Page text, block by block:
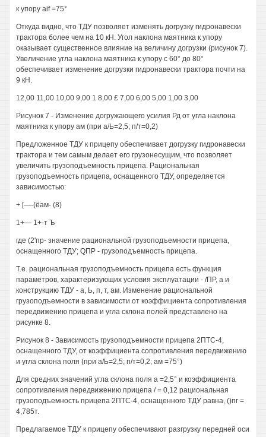
к упору aif =75°
Откуда видно, что ТДУ позволяет изменять догрузку гидронавески
трактора более чем на 10 кН. Угол наклона маятника к упору
оказывает существенное влияние на величину догрузки (рисунок 7).
Увеличение угла наклона маятника к упору с 60° до 80°
обеспечивает изменение догрузки гидронавески трактора почти на
9 кН.
12,00 11,00 10,00 9,00 1 8,00 £ 7,00 6,00 5,00 1,00 3,00
Рисунок 7 - Изменение догружающего усилия Рд от угла наклона
маятника к упору ам (при а/Ь=2,5; п/т=0,2)
Предложенное ТДУ к прицепу обеспечивает догрузку гидронавески
трактора и тем самым делает его грузонесущим, что позволяет
увеличить грузоподъемность прицепа. Рациональная
грузоподъемность прицепа, оснащенного ТДУ, определяется
зависимостью:
+ [—-(ёам- (8)
1+— 1+-т Ъ
где (2'пр- значение рациональной грузоподъемности прицепа,
оснащенного ТДУ; QПP - грузоподъемность прицепа.
Т.е. рациональная грузоподъемность прицепа есть функция
параметров, характеризующих условия эксплуатации - /ПР, а и
конструкцию ТДУ - а, Ь, п, т, ам. Изменение рациональной
грузоподъемности в зависимости от коэффициента сопротивления
передвижению прицепа и угла склона полей представлено на
рисунке 8.
Рисунок 8 - Зависимость грузоподъемности прицепа 2ПТС-4,
оснащенного ТДУ, от коэффициента сопротивления передвижению
и угла склона поля (при а/Ь=2,5; п/т=0,2; ам =75°)
Для средних значений угла склона поля а =2,5° и коэффициента
сопротивления передвижению прицепа / = 0,12 рациональная
грузоподъемность прицепа 2ПТС-4, оснащенного ТДУ равна, ()пг =
4,785т.
Предлагаемое ТДУ к прицепу обеспечивают разгрузку передней оси